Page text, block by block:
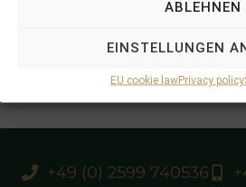
ABLEHNEN
EINSTELLUNGEN
EU cookie lawPrivacy policy
+49 (0) 2599 740536